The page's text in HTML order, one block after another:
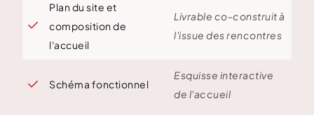

Plan du site et
composition de
l'accueil
Livrable co-construit à
l'issue des rencontres
 Schéma fonctionnel
Esquisse interactive
de l'accueil